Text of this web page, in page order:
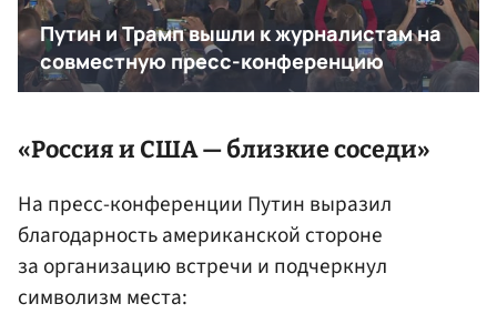
«Россия и США — близкие соседи»
На пресс-конференции Путин выразил
благодарность американской стороне
за организацию встречи и подчеркнул
символизм места: